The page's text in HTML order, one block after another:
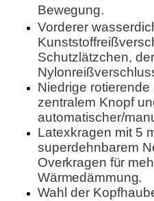
Bewegung.
Vorderer
Schutzlätzchen,
Niedrige
zentralem Knopf
automatischer/
Latexkragen mit 5
Overkragen für
Wärmedämmung.
Wahl der